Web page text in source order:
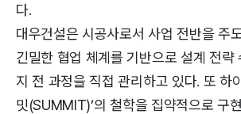
다.
대우건설은 시공사로서 사업 전반을 주
긴밀한 협업 체계를 기반으로 설계 전략
지 전 과정을 직접 관리하고 있다. 또 하
밋(SUMMIT)’의 철학을 집약적으로 구